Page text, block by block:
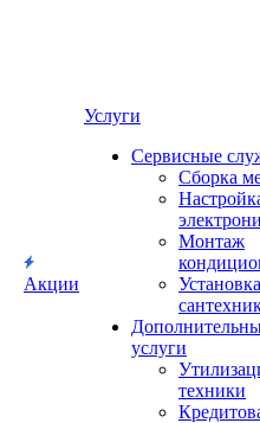
Акции
Услуги
Сервисные
Сборка
Монтаж
Установка
услуги
техники